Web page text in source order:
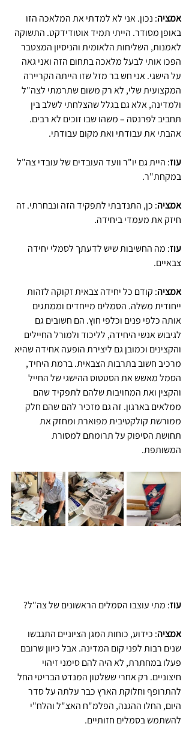
אמציה: נכון. אני לא למדתי את המלאכה הזו
באופן מסודר. הייתי תמיד אוטודידקט. התשוקה
לאמנות, השליחות הלאומית והניסיון המצטבר
הפכו אותי לבעל מלאכה בתחום הזה ואני גאה
על הישגי. אני חש בר מזל שזו הייתה הקריירה
המקצועית שלי, לא רק משום שתרמתי לצה"ל
ולמדינה, אלא גם בגלל שהצלחתי לשלב בין
תחביב לפרנסה – משהו שבו זוכים לא רבים.
אהבתי את עבודתי ואת מקום עבודתי.
עוז: היית גם יו"ר וועד העובדים של עובדי צה"ל
במקחת"ר.
אמציה: כן, התנדבתי לתפקיד הזה ונבחרתי. זה
חיזק את מעמדי ביחידה.
עוז: מה החשיבות שיש לדעתך לסמלי יחידה
צבאיים.
אמציה: קודם כל יחידה צבאית זקוקה לזהות
ייחודית משלה. הסמלים מייחדים וממתגים
אותה כלפי פנים וכלפי חוץ. הם חשובים גם
לגיבוש אנשי היחידה, לליכוד ולמורל החיילים
והקצינים וכמובן גם ליצירת הופעה אחידה שהיא
מרכיב חשוב בתרבות הצבאית. ברמת היחיד,
הסמל מאשש את הסטטוס ההישגי של החייל
והקצין ואת המחויבות שלהם לתפקיד שהם
ממלאים בארגון. זה גם מזכיר להם שהם חלק
ממורשת קולקטיבית מפוארת ומחזק את
תחושת הסיפוק על תרומתם למסורת
המשותפת.
עוז: מתי עוצבו הסמלים הראשונים של צה"ל?
אמציה: כידוע, כוחות המגן הציוניים התגבשו
שנים רבות לפני קום המדינה. אבל כיוון שרובם
פעלו במחתרת, לא היה להם סימני זיהוי
חיצוניים. רק אחרי ששלטון המנדט הבריטי החל
להתרופף וחלוקת הארץ כבר עלתה על סדר
היום, החלו ההגנה, הפלמ"ח האצ"ל והלח"י
להשתמש בסמלים חזותיים.